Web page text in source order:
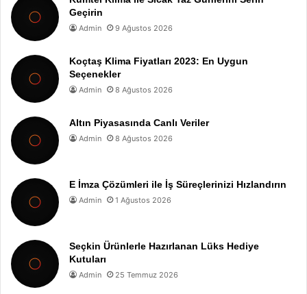
Geçirin
Admin 9 Ağustos 2026
Koçtaş Klima Fiyatları 2023: En Uygun
Seçenekler
Admin 8 Ağustos 2026
Altın Piyasasında Canlı Veriler
Admin 8 Ağustos 2026
E İmza Çözümleri ile İş Süreçlerinizi Hızlandırın
Admin 1 Ağustos 2026
Seçkin Ürünlerle Hazırlanan Lüks Hediye
Kutuları
Admin 25 Temmuz 2026